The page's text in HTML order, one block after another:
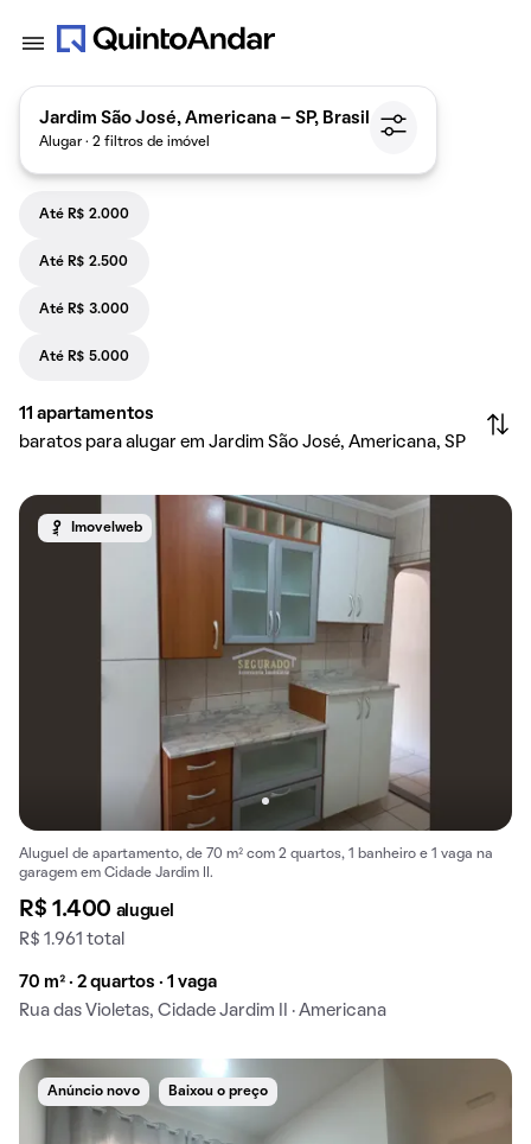
Jardim São José, Americana - SP, Brasil
Alugar · 2 filtros de imóvel
Até R$ 2.000
Até R$ 2.500
Até R$ 3.000
Até R$ 5.000
11 apartamentos
baratos para alugar em Jardim São José, Americana, SP
Imovelweb
Aluguel de apartamento, de 70 m² com 2 quartos, 1 banheiro e 1 vaga na
garagem em Cidade Jardim II.
R$ 1.400 aluguel
R$ 1.961 total
70 m² · 2 quartos · 1 vaga
Rua das Violetas, Cidade Jardim II · Americana
Anúncio novo Baixou o preço